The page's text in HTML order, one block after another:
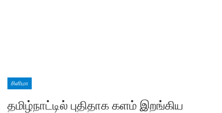
சினிமா
தமிழ்நாட்டில் புதிதாக களம் இறங்கிய